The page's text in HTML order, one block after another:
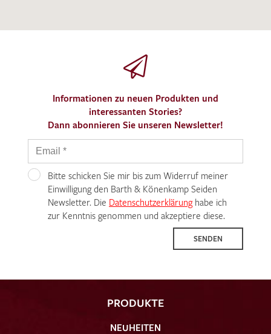
Informationen zu neuen Produkten und
interessanten Stories?
Dann abonnieren Sie unseren Newsletter!
Bitte schicken Sie mir bis zum Widerruf meiner
Einwilligung den Barth & Könenkamp Seiden
Newsletter. Die Datenschutzerklärunghabe ich
zur Kenntnis genommen und akzeptiere diese.
SENDEN
PRODUKTE
NEUHEITEN